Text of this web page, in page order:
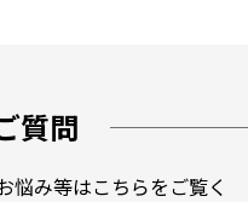
質問
悩み等はこちらをご覧く